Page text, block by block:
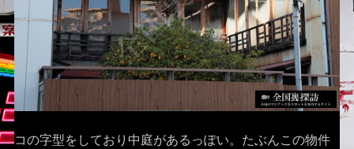
コの字型をしており中庭があるっぽい。たぶんこの物件